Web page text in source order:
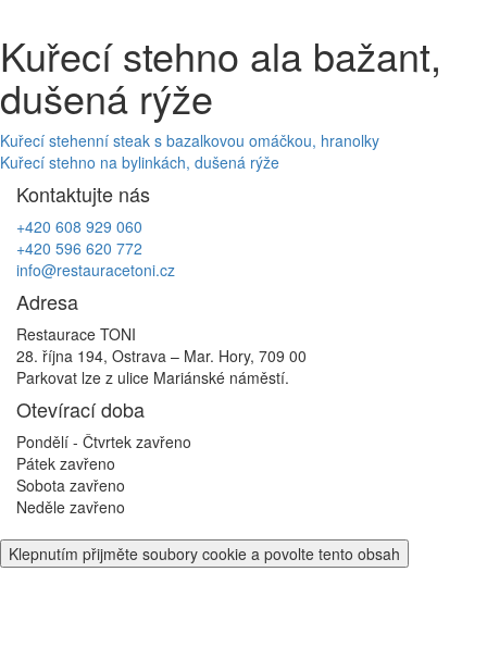
Kuřecí stehno ala bažant,
dušená rýže
Navigace
pro
příspěvek
Kuřecí stehenní steak s bazalkovou omáčkou, hranolky
Kuřecí stehno na bylinkách, dušená rýže
Kontaktujte nás
+420 608 929 060
+420 596 620 772
info@restauracetoni.cz
Adresa
Restaurace TONI
28. října 194, Ostrava – Mar. Hory, 709 00
Parkovat lze z ulice Mariánské náměstí.
Otevírací doba
Pondělí - Čtvrtek zavřeno
Pátek zavřeno
Sobota zavřeno
Neděle zavřeno
Klepnutím přijměte soubory cookie a povolte tento obsah